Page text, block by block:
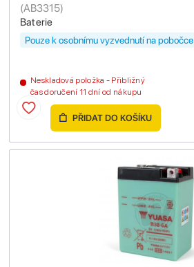
Baterie
(AB3315)
Neskladová položka - Přibližný
čas doručení 11 dní od nákupu
Pouze k osobnímu vyzvednutí na pobočce
PŘIDAT DO KOŠÍKU